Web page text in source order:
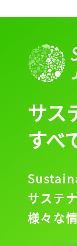
サス
すべ
サステ
様々な